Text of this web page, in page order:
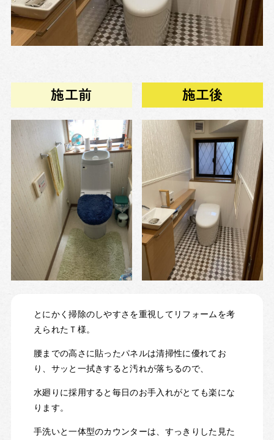
施工前 施工後
とにかく掃除のしやすさを重視してリフォームを考
えられたＴ様。
腰までの高さに貼ったパネルは清掃性に優れてお
り、サッと一拭きすると汚れが落ちるので、
水廻りに採用すると毎日のお手入れがとても楽にな
ります。
手洗いと一体型のカウンターは、すっきりした見た